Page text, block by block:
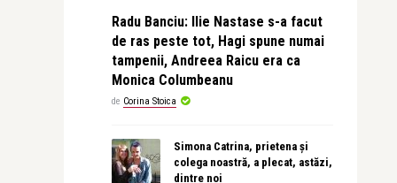
Radu Banciu: Ilie Nastase s-a facut
de ras peste tot, Hagi spune numai
tampenii, Andreea Raicu era ca
Monica Columbeanu
de Corina Stoica
Simona Catrina, prietena și
colega noastră, a plecat, astăzi,
dintre noi